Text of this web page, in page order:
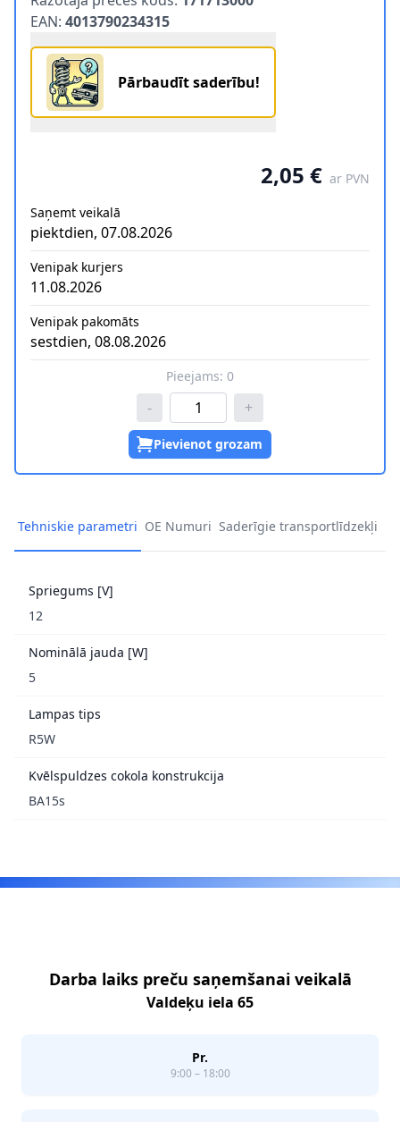
EAN: 4013790234315
Pārbaudīt saderību!
2,05 € ar PVN
Saņemt veikalā
piektdien, 07.08.2026
Venipak kurjers
11.08.2026
Venipak pakomāts
sestdien, 08.08.2026
Pieejams: 0
- +
Pievienot grozam
Tehniskie parametri OE Numuri Saderīgie transportlīdzekļi
Spriegums [V]
12
Nominālā jauda [W]
5
Lampas tips
R5W
Kvēlspuldzes cokola konstrukcija
BA15s
Darba laiks preču saņemšanai veikalā
Valdeķu iela 65
Pr.
9:00 – 18:00